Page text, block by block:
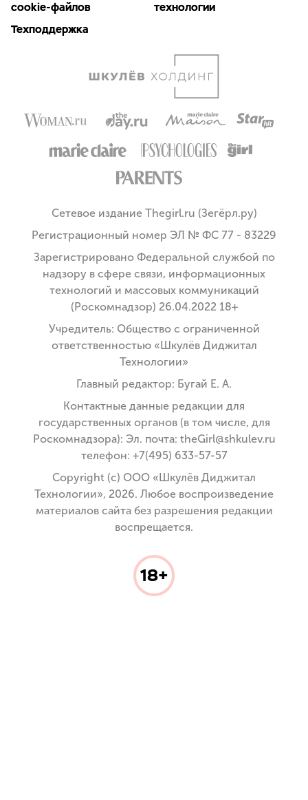
cookie-файлов
технологии
Техподдержка
Сетевое издание Thegirl.ru (Зегёрл.ру)
Регистрационный номер ЭЛ № ФС 77 - 83229
Зарегистрировано Федеральной службой по
надзору в сфере связи, информационных
технологий и массовых коммуникаций
(Роскомнадзор) 26.04.2022 18+
Учредитель: Общество с ограниченной
ответственностью «Шкулёв Диджитал
Технологии»
Главный редактор: Бугай Е. А.
Контактные данные редакции для
государственных органов (в том числе, для
Роскомнадзора): Эл. почта: theGirl@shkulev.ru
телефон: +7(495) 633-57-57
Copyright (с) ООО «Шкулёв Диджитал
Технологии», 2026. Любое воспроизведение
материалов сайта без разрешения редакции
воспрещается.
18+